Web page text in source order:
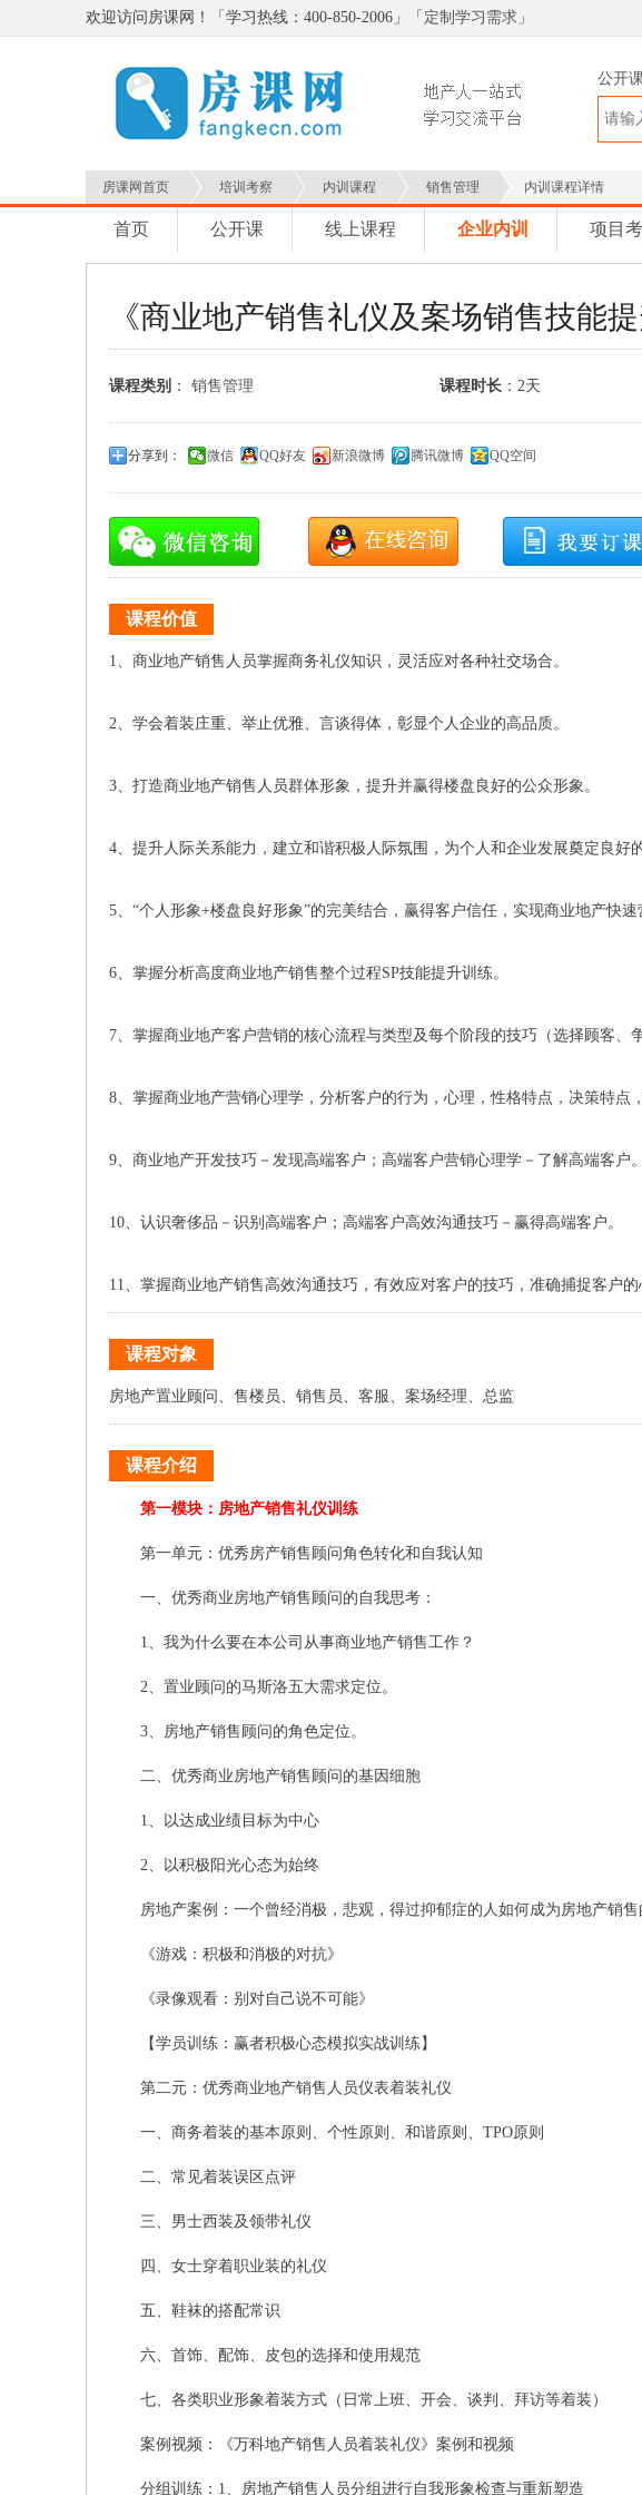
欢迎访问房课网！「学习热线：400-850-2006」「 定制学习需求 」
公开
房课网首页 培训考察 内训课程 销售管理 内训课程详情
首页 公开课 线上课程 企业内训 项目
《商业地产销售礼仪及案场销售技能提
课程类别 ： 销售管理 课程时长 ：2天
分享到： 微信 QQ好友 新浪微博 腾讯微博 QQ空间
课程价值
1、商业地产销售人员掌握商务礼仪知识，灵活应对各种社交场合。
2、学会着装庄重、举止优雅、言谈得体，彰显个人企业的高品质。
3、打造商业地产销售人员群体形象，提升并赢得楼盘良好的公众形象。
4、提升人际关系能力，建立和谐积极人际氛围，为个人和企业发展奠定良好
5、“个人形象+楼盘良好形象”的完美结合，赢得客户信任，实现商业地产快
6、掌握分析高度商业地产销售整个过程SP技能提升训练。
7、掌握商业地产客户营销的核心流程与类型及每个阶段的技巧（选择顾客、
8、掌握商业地产营销心理学，分析客户的行为，心理，性格特点，决策特点
9、商业地产开发技巧－发现高端客户；高端客户营销心理学－了解高端客户。
10、认识奢侈品－识别高端客户；高端客户高效沟通技巧－赢得高端客户。
11、掌握商业地产销售高效沟通技巧，有效应对客户的技巧，准确捕捉客户的
课程对象
房地产置业顾问、售楼员、销售员、客服、案场经理、总监
课程介绍
第一模块：房地产销售礼仪训练
第一单元：优秀房产销售顾问角色转化和自我认知
一、优秀商业房地产销售顾问的自我思考：
1、我为什么要在本公司从事商业地产销售工作？
2、置业顾问的马斯洛五大需求定位。
3、房地产销售顾问的角色定位。
二、优秀商业房地产销售顾问的基因细胞
1、以达成业绩目标为中心
2、以积极阳光心态为始终
房地产案例：一个曾经消极，悲观，得过抑郁症的人如何成为房地产销售
《游戏：积极和消极的对抗》
《录像观看：别对自己说不可能》
【学员训练：赢者积极心态模拟实战训练】
第二元：优秀商业地产销售人员仪表着装礼仪
一、商务着装的基本原则、个性原则、和谐原则、TPO原则
二、常见着装误区点评
三、男士西装及领带礼仪
四、女士穿着职业装的礼仪
五、鞋袜的搭配常识
六、首饰、配饰、皮包的选择和使用规范
七、各类职业形象着装方式（日常上班、开会、谈判、拜访等着装）
案例视频：《万科地产销售人员着装礼仪》案例和视频
分组训练：1、房地产销售人员分组进行自我形象检查与重新塑造